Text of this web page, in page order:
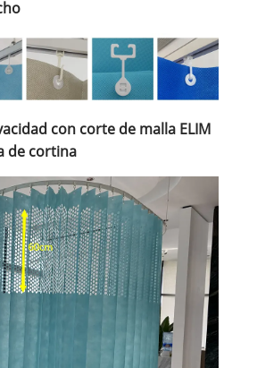
con corte de malla ELIM
de cortina